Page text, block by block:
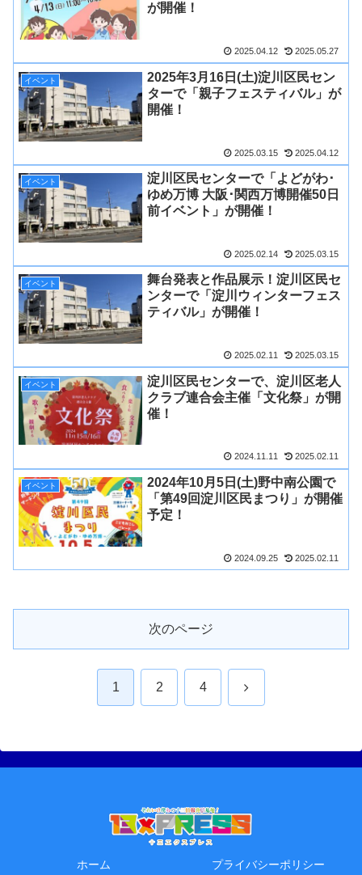
が開催！
2025.04.12 2025.05.27
イベント
2025年3月16日(土)淀川区民セン
ターで「親子フェスティバル」が
開催！
2025.03.15 2025.04.12
イベント
淀川区民センターで「よどがわ･
ゆめ万博 大阪･関西万博開催50日
前イベント」が開催！
2025.02.14 2025.03.15
イベント
舞台発表と作品展示！淀川区民セ
ンターで「淀川ウィンターフェス
ティバル」が開催！
2025.02.11 2025.03.15
イベント
淀川区民センターで、淀川区老人
クラブ連合会主催「文化祭」が開
催！
2024.11.11 2025.02.11
イベント
2024年10月5日(土)野中南公園で
「第49回淀川区民まつり」が開催
予定！
2024.09.25 2025.02.11
次のページ
1 2 4 次
ホーム プライバシーポリシー